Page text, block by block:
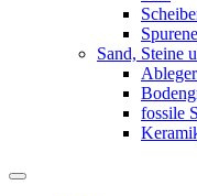
Sand, Steine
fossile